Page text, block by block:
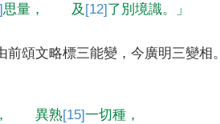
思量 ， 及 [12]了別境識。」
前頌文略標三能變 ， 今廣明三變相 。
， 異熟[15]一切種 ，